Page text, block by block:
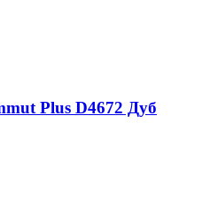
Plus D4672 Дуб